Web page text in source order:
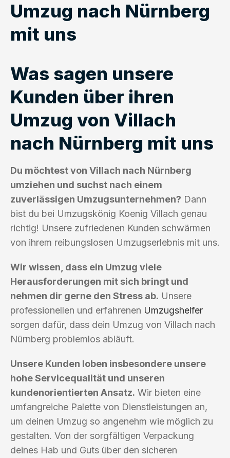
Umzug nach Nürnberg
mit uns
Was sagen unsere
Kunden über ihren
Umzug von Villach
nach Nürnberg mit uns
Du möchtest von Villach nach Nürnberg
umziehen und suchst nach einem
zuverlässigen Umzugsunternehmen? Dann
bist du bei Umzugskönig Koenig Villach genau
richtig! Unsere zufriedenen Kunden schwärmen
von ihrem reibungslosen Umzugserlebnis mit uns.
Wir wissen, dass ein Umzug viele
Herausforderungen mit sich bringt und
nehmen dir gerne den Stress ab. Unsere
professionellen und erfahrenen Umzugshelfer
sorgen dafür, dass dein Umzug von Villach nach
Nürnberg problemlos abläuft.
Unsere Kunden loben insbesondere unsere
hohe Servicequalität und unseren
kundenorientierten Ansatz. Wir bieten eine
umfangreiche Palette von Dienstleistungen an,
um deinen Umzug so angenehm wie möglich zu
gestalten. Von der sorgfältigen Verpackung
deines Hab und Guts über den sicheren